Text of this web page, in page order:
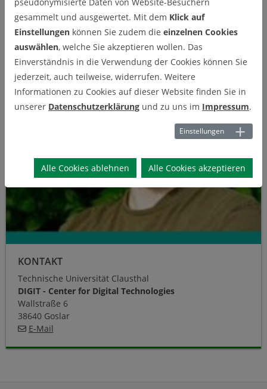
KONTAKT
Technische Universität Clausthal
DIGIT - Center for Digital Technologies
Wallstraße 6
38640 Goslar
E-Mail
gesammelt und ausgewertet. Mit dem Klick auf
Einstellungen können Sie zudem die einzelnen Cookies
auswählen, welche Sie akzeptieren wollen. Das
Einverständnis in die Verwendung der Cookies können Sie
jederzeit, auch teilweise, widerrufen. Weitere
Informationen zu Cookies auf dieser Website finden Sie in
unserer Datenschutzerklärung und zu uns im Impressum.
Einstellungen
Alle Cookies ablehnen Alle Cookies akzeptieren